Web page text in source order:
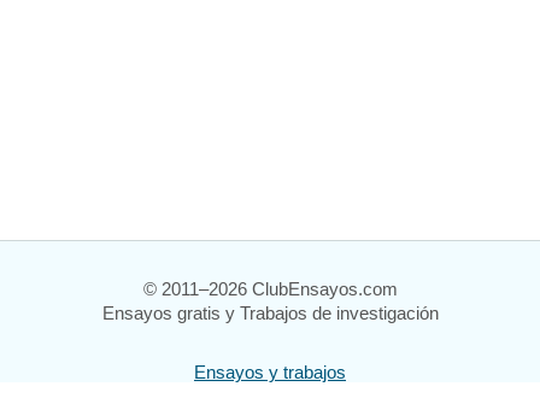
© 2011–2026 ClubEnsayos.com
Ensayos gratis y Trabajos de investigación
Ensayos y trabajos